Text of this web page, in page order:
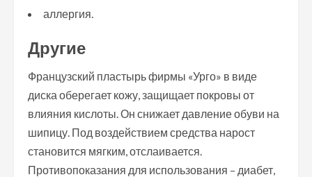
аллергия.
Другие
Французский пластырь фирмы «Урго» в виде
диска оберегает кожу, защищает покровы от
влияния кислоты. Он снижает давление обуви на
шипицу. Под воздействием средства нарост
становится мягким, отслаивается.
Противопоказания для использования – диабет,